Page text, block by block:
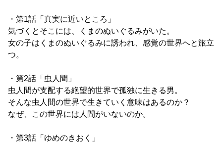
・第1話「真実に近いところ」
気づくとそこには、くまのぬいぐるみがいた。
女の子はくまのぬいぐるみに誘われ、感覚の世界へと旅立
つ。
・第2話「虫人間」
虫人間が支配する絶望的世界で孤独に生きる男。
そんな虫人間の世界で生きていく意味はあるのか？
なぜ、この世界には人間がいないのか。
・第3話「ゆめのきおく」